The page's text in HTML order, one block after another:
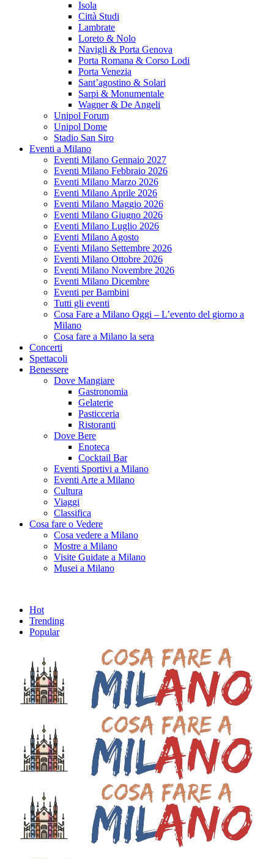
Isola
Città Studi
Lambrate
Loreto & Nolo
Navigli & Porta Genova
Porta Romana & Corso Lodi
Porta Venezia
Sant’agostino & Solari
Sarpi & Monumentale
Wagner & De Angeli
Unipol Forum
Unipol Dome
Stadio San Siro
Eventi a Milano
Eventi Milano Gennaio 2027
Eventi Milano Febbraio 2026
Eventi Milano Marzo 2026
Eventi Milano Aprile 2026
Eventi Milano Maggio 2026
Eventi Milano Giugno 2026
Eventi Milano Luglio 2026
Eventi Milano Agosto
Eventi Milano Settembre 2026
Eventi Milano Ottobre 2026
Eventi Milano Novembre 2026
Eventi Milano Dicembre
Eventi per Bambini
Tutti gli eventi
Cosa Fare a Milano Oggi – L’evento del giorno a
Milano
Cosa fare a Milano la sera
Concerti
Spettacoli
Benessere
Dove Mangiare
Gastronomia
Gelaterie
Pasticceria
Ristoranti
Dove Bere
Enoteca
Cocktail Bar
Eventi Sportivi a Milano
Eventi Arte a Milano
Cultura
Viaggi
Classifica
Cosa fare o Vedere
Cosa vedere a Milano
Mostre a Milano
Visite Guidate a Milano
Musei a Milano
Hot
Trending
Popular